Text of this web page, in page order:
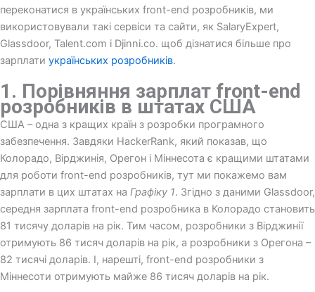
переконатися в українських front-end розробників, ми
використовували такі сервіси та сайти, як SalaryExpert,
Glassdoor, Talent.com і Djinni.co. щоб дізнатися більше про
зарплати українських розробників.
1. Порівняння зарплат front-end
розробників в штатах США
США – одна з кращих країн з розробки програмного
забезпечення. Завдяки HackerRank, який показав, що
Колорадо, Вірджинія, Орегон і Міннесота є кращими штатами
для роботи front-end розробників, тут ми покажемо вам
зарплати в цих штатах на Графіку 1. Згідно з даними Glassdoor,
середня зарплата front-end розробника в Колорадо становить
81 тисячу доларів на рік. Тим часом, розробники з Вірджинії
отримують 86 тисяч доларів на рік, а розробники з Орегона –
82 тисячі доларів. І, нарешті, front-end розробники з
Міннесоти отримують майже 86 тисяч доларів на рік.